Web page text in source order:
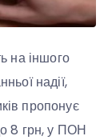
на іншого
надії,
пропонує
8 грн, у ПОН